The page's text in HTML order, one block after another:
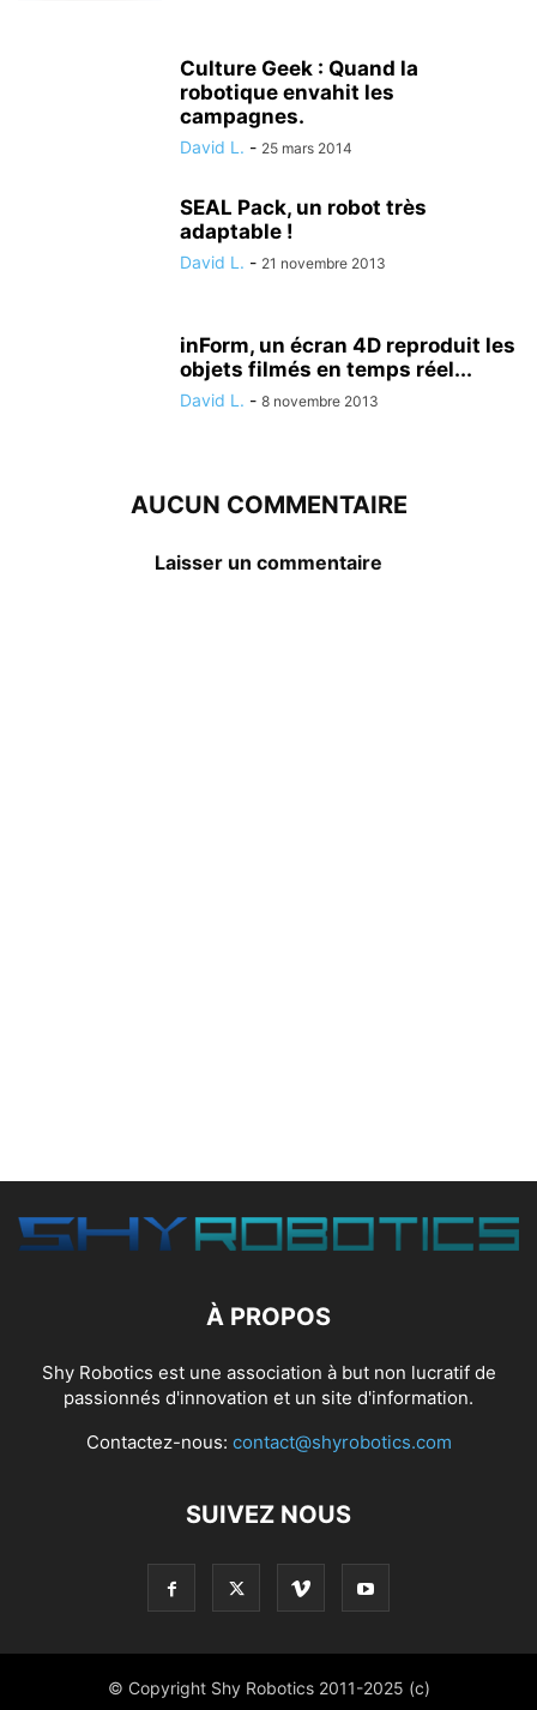
Culture Geek : Quand la
robotique envahit les
campagnes.
David L. - 25 mars 2014
SEAL Pack, un robot très
adaptable !
David L. - 21 novembre 2013
inForm, un écran 4D reproduit les
objets filmés en temps réel...
David L. - 8 novembre 2013
AUCUN COMMENTAIRE
Laisser un commentaire
À PROPOS
Shy Robotics est une association à but non lucratif de
passionnés d'innovation et un site d'information.
Contactez-nous: contact@shyrobotics.com
SUIVEZ NOUS
© Copyright Shy Robotics 2011-2025 (c)